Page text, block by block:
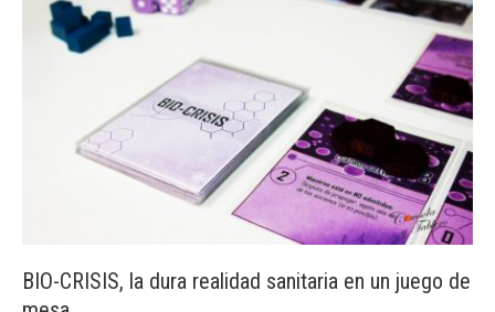
BIO-CRISIS, la dura realidad sanitaria en un juego de